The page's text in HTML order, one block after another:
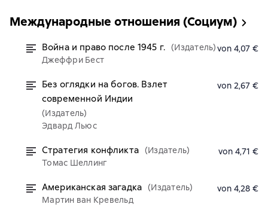
Международные отношения (Социум)
Война и право после 1945 г. (Издатель)
Джеффри Бест
von 4,07 €
Без оглядки на богов. Взлет
современной Индии
(Издатель)
Эдвард Льюс
von 2,67 €
Стратегия конфликта (Издатель)
Томас Шеллинг
von 4,71 €
Американская загадка (Издатель)
Мартин ван Кревельд
von 4,28 €